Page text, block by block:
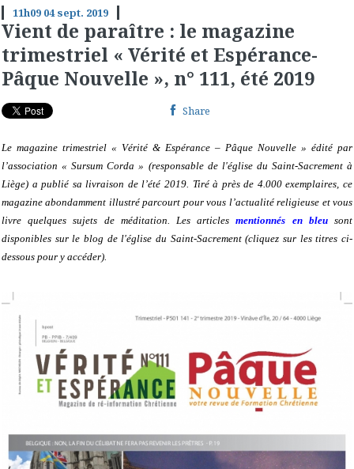
11h09 04 sept. 2019
Vient de paraître : le magazine
trimestriel « Vérité et Espérance-
Pâque Nouvelle », n° 111, été 2019
Share
Le magazine trimestriel « Vérité & Espérance – Pâque Nouvelle » édité par
l’association « Sursum Corda » (responsable de l'église du Saint-Sacrement à
Liège) a publié sa livraison de l’été 2019. Tiré à près de 4.000 exemplaires, ce
magazine abondamment illustré parcourt pour vous l’actualité religieuse et vous
livre quelques sujets de méditation. Les articlesmentionnés en bleusont
disponibles sur le blog de l'église du Saint-Sacrement (cliquez sur les titres ci-
dessous pour y accéder).